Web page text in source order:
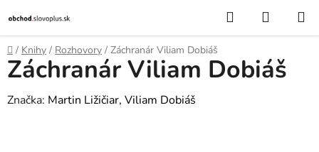
na
obsah
Hľadať
KOŠÍK
Domov
/ Knihy / Rozhovory / Záchranár Viliam Dobiáš
Záchranár Viliam Dobiáš
Značka: Martin Ližičiar, Viliam Dobiáš